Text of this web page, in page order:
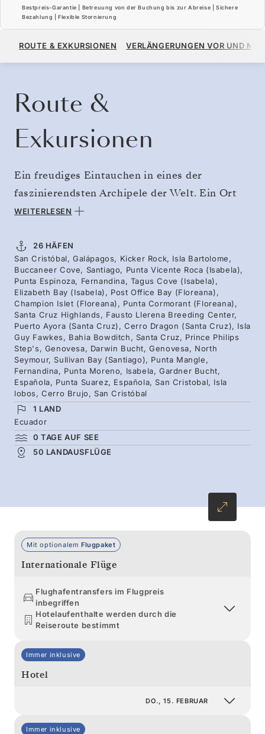
Bestpreis-Garantie | Betreuung von der Buchung bis zur Abreise | Sichere
Bezahlung | Flexible Stornierung
26.800 $
ROUTE & EXKURSIONEN VERLÄNGERUNGEN VOR UND
Route &
Exkursionen
Ein freudiges Eintauchen in eines der
faszinierendsten Archipele der Welt. Ein Ort
zum Erleben, nicht nur zum Beobachten:
spazieren Sie zwischen Meeresleguanen, die
auf Fernandinas Lavafelsen ruhen, und
wandern Sie auf Genovesa an nistenden
Rotfuß- und Nazcatölpeln vorbei. Von
strahlend weißen Korallenstränden über mit
Flamingos bevölkerte Lagunen bis hin zu
smaragdgrünen Hochländern, in denen
Riesenschildkröten umherstreifen – Galapagos
in seiner ganzen Pracht.
WEITERLESEN
26 HÄFEN
San Cristóbal, Galápagos, Kicker Rock, Isla Bartolome,
Buccaneer Cove, Santiago, Punta Vicente Roca (Isabela),
Punta Espinoza, Fernandina, Tagus Cove (Isabela),
Elizabeth Bay (Isabela), Post Office Bay (Floreana),
Champion Islet (Floreana), Punta Cormorant (Floreana),
Santa Cruz Highlands, Fausto Llerena Breeding Center,
Puerto Ayora (Santa Cruz), Cerro Dragon (Santa Cruz), Isla
Guy Fawkes, Bahia Bowditch, Santa Cruz, Prince Philips
Step's, Genovesa, Darwin Bucht, Genovesa, North
Seymour, Sullivan Bay (Santiago), Punta Mangle,
Fernandina, Punta Moreno, Isabela, Gardner Bucht,
Española, Punta Suarez, Española, San Cristobal, Isla
lobos, Cerro Brujo, San Cristóbal
1 LAND
Ecuador
0 TAGE AUF SEE
50 LANDAUSFLÜGE
Mit optionalem Flugpaket
Internationale Flüge
Flughafentransfers im Flugpreis
inbegriffen
Hotelaufenthalte werden durch die
Reiseroute bestimmt
Immer inklusive
Hotel
DO., 15. FEBRUAR
Immer inklusive